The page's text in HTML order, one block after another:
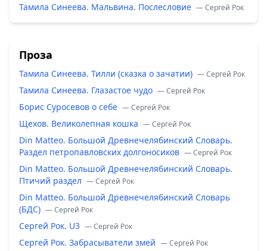
Тамила Синеева. Мальвина. Послесловие — Сергей Рок
Проза
Тамила Синеева. Тилли (сказка о зачатии) — Сергей Рок
Тамила Синеева. Глазастое чудо — Сергей Рок
Борис Суросевов о себе — Сергей Рок
Щехов. Великолепная кошка — Сергей Рок
Din Matteo. Большой Древнечелябинский Словарь.
Раздел петропавловских долгоносиков — Сергей Рок
Din Matteo. Большой Древнечелябинский Словарь.
Птичий раздел — Сергей Рок
Din Matteo. Большой Древнечелябинский Словарь
(БДС) — Сергей Рок
Сергей Рок. U3 — Сергей Рок
Сергей Рок. Забрасыватели змей — Сергей Рок